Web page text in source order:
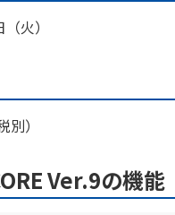
火）
）
Ver.9の機能